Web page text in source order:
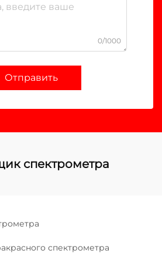
0/1000
Отправить
спектрометра
спектрометра